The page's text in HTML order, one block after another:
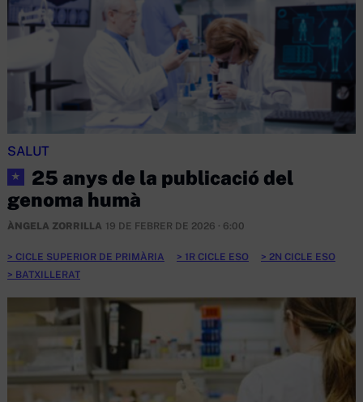
SALUT
★
25 anys de la publicació del
genoma humà
ÀNGELA ZORRILLA 19 DE FEBRER DE 2026 · 6:00
CICLE SUPERIOR DE PRIMÀRIA 1R CICLE ESO
2N CICLE ESO
BATXILLERAT